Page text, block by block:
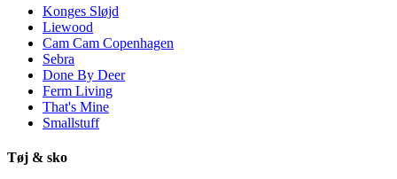
Konges Sløjd
Liewood
Cam Cam Copenhagen
Sebra
Done By Deer
Ferm Living
That's Mine
Smallstuff
Tøj & sko